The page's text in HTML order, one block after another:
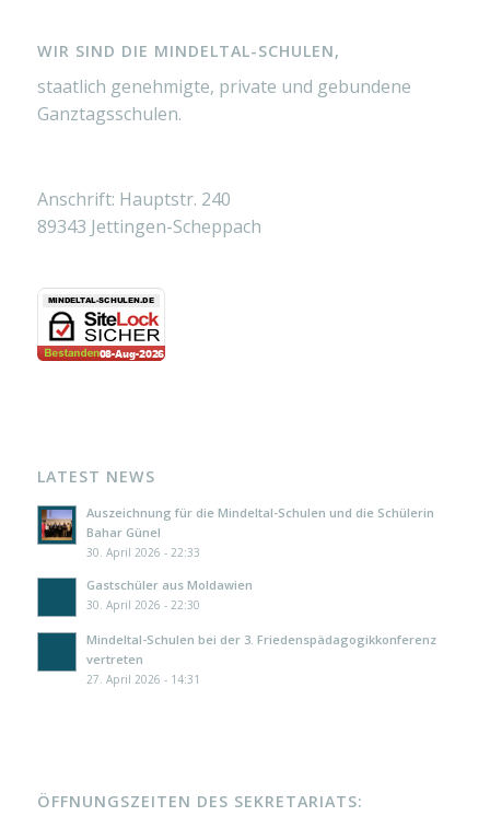
WIR SIND DIE MINDELTAL-SCHULEN,
staatlich genehmigte, private und gebundene
Ganztagsschulen.
Anschrift: Hauptstr. 240
89343 Jettingen-Scheppach
LATEST NEWS
Auszeichnung für die Mindeltal-Schulen und die Schülerin
Bahar Günel
30. April 2026 - 22:33
Gastschüler aus Moldawien
30. April 2026 - 22:30
Mindeltal-Schulen bei der 3. Friedenspädagogikkonferenz
vertreten
27. April 2026 - 14:31
ÖFFNUNGSZEITEN DES SEKRETARIATS: